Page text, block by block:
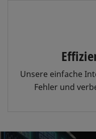
Unsere einfache
Fehler und